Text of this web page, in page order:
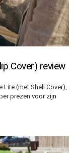
Cover) review
Lite (met Shell Cover),
prezen voor zijn